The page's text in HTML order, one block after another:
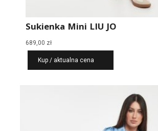
Sukienka Mini LIU JO
689,00 zł
Kup / aktualna cena